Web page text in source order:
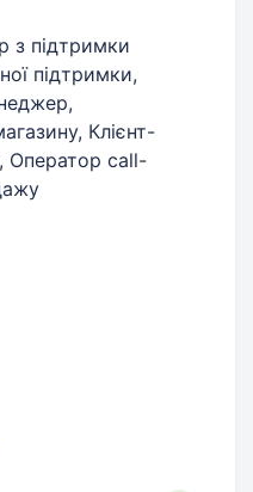
з підтримки
підтримки,
Клієнт-
Оператор call-